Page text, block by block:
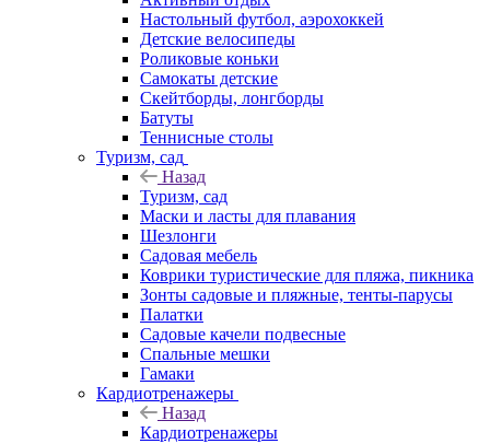
Настольный футбол, аэрохоккей
Детские велосипеды
Роликовые коньки
Самокаты детские
Скейтборды, лонгборды
Батуты
Теннисные столы
Туризм, сад
Назад
Туризм, сад
Маски и ласты для плавания
Шезлонги
Садовая мебель
Коврики туристические для пляжа, пикника
Зонты садовые и пляжные, тенты-парусы
Палатки
Садовые качели подвесные
Спальные мешки
Гамаки
Кардиотренажеры
Назад
Кардиотренажеры